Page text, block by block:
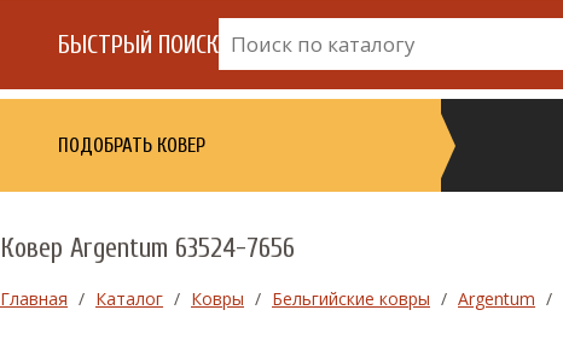
БЫСТРЫЙ ПОИСК
ПОДОБРАТЬ КОВЕР
Ковер Argentum 63524-7656
Главная / Каталог / Ковры / Бельгийские ковры / Argentum /